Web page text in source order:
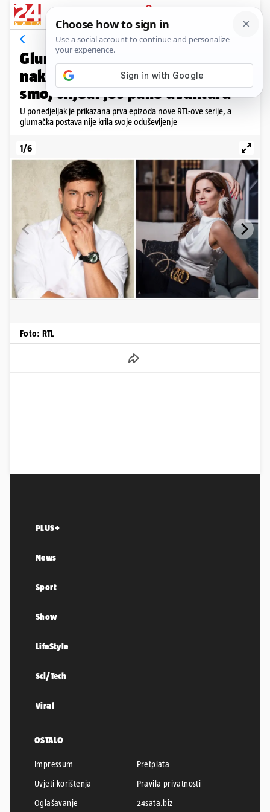
PRIJAVA
Galerija Komentari
PONOSNI SU
Glumci nove serije 'San snova'
nakon prve epizode: 'Presretni
smo, slijedi još puno avantura'
U ponedjeljak je prikazana prva epizoda nove RTL-ove serije, a
glumačka postava nije krila svoje oduševljenje
1/6
Foto: RTL
PLUS+
News
Sport
Show
LifeStyle
Sci/Tech
Viral
OSTALO
Impressum
Pretplata
Uvjeti korištenja
Pravila privatnosti
Oglašavanje
24sata.biz